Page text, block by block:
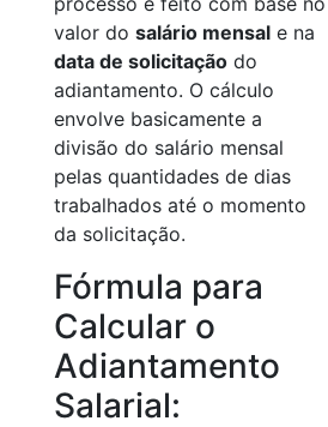
valor do salário mensal e na
data de solicitação do
adiantamento. O cálculo
envolve basicamente a
divisão do salário mensal
pelas quantidades de dias
trabalhados até o momento
da solicitação.
Fórmula para
Calcular o
Adiantamento
Salarial: